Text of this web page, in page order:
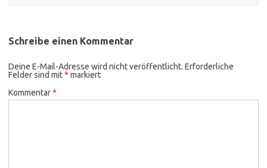
Schreibe einen Kommentar
Deine E-Mail-Adresse wird nicht veröffentlicht. Erforderliche
Felder sind mit* markiert
Kommentar*